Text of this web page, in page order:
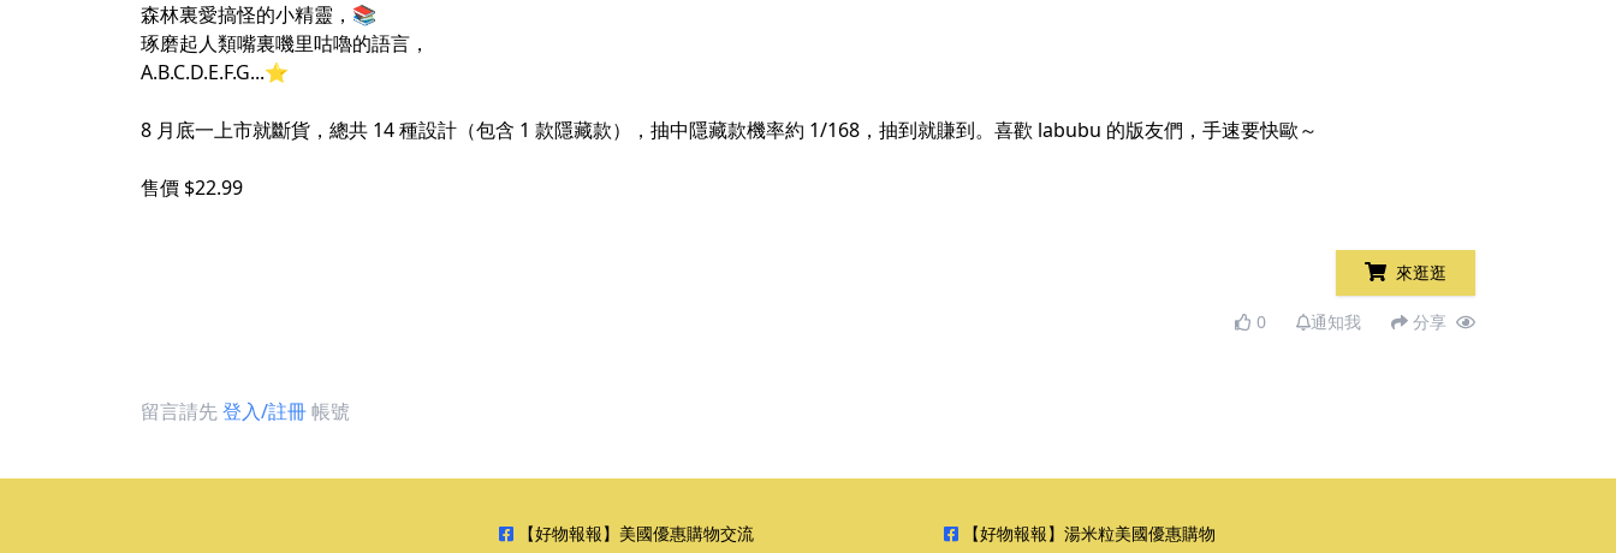
森林裏愛搞怪的小精靈，📚
琢磨起人類嘴裏嘰里咕嚕的語言，
A.B.C.D.E.F.G...⭐
8 月底一上市就斷貨，總共 14 種設計（包含 1 款隱藏款），抽中隱藏款機率約 1/168，抽到就賺到。喜歡 labubu 的版友們，手速要快歐～
售價 $22.99
來逛逛
0 通知我 分享
留言請先登入/註冊帳號
【好物報報】美國優惠購物交流 【好物報報】湯米粒美國優惠購物